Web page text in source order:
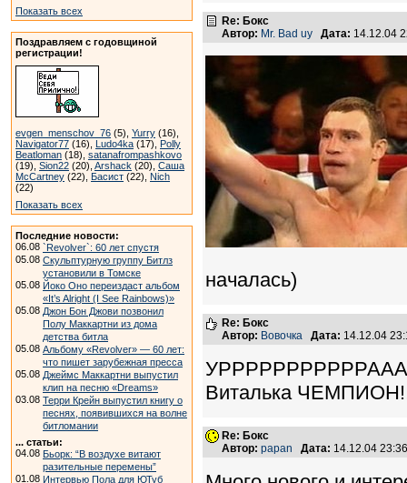
Показать всех
Поздравляем с годовщиной
регистрации!
evgen_menschov_76 (5), Yurry (16),
Navigator77 (16), Ludo4ka (17), Polly
Beatloman (18), satanafrompashkovo
(19), Sion22 (20), Arshack (20), Саша
McCartney (22), Басист (22), Nich
(22)
Показать всех
Последние новости:
06.08 `Revolver`: 60 лет спустя
05.08 Скульптурную группу Битлз
установили в Томске
05.08 Йоко Оно переиздаст альбом
«It’s Alright (I See Rainbows)»
05.08 Джон Бон Джови позвонил
Полу Маккартни из дома
детства битла
05.08 Альбому «Revolver» — 60 лет:
что пишет зарубежная пресса
05.08 Джеймс Маккартни выпустил
клип на песню «Dreams»
03.08 Терри Крейн выпустил книгу о
песнях, появившихся на волне
битломании
... статьи:
04.08 Бьорк: “В воздухе витают
разительные перемены”
01.08 Интервью Пола для ЮТуб
Re: Бокс
Автор: Mr. Bad uy Дата: 14.12.04
началась)
Re: Бокс
Автор: Вовочка Дата: 14.12.04
Виталька
Re: Бокс
Автор: papan Дата: 14.12.04